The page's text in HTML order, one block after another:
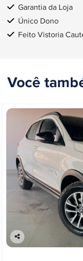
Garantia da Loja
Único Dono
Feito Vistoria
Você
Co